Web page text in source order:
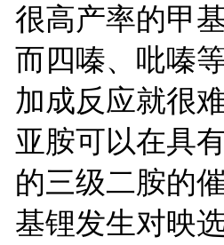
很高产率的甲
而四嗪、吡嗪
加成反应就很
亚胺可以在具
的三级二胺的
基锂发生对映